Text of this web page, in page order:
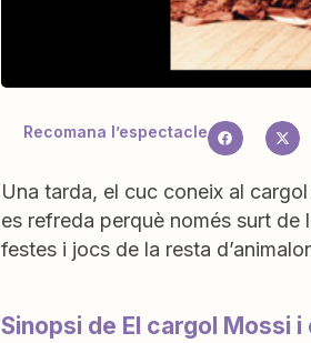
Recomana l’espectacle
Una tarda, el cuc coneix al
es refreda perquè només surt de
festes i jocs de la resta
Sinopsi de El cargol Mossi i